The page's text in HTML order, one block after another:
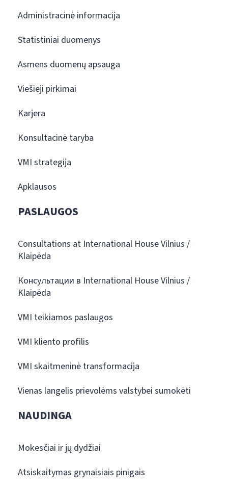
Administracinė informacija
Statistiniai duomenys
Asmens duomenų apsauga
Viešieji pirkimai
Karjera
Konsultacinė taryba
VMI strategija
Apklausos
PASLAUGOS
Consultations at International House Vilnius /
Klaipėda
Консультации в International House Vilnius /
Klaipėda
VMI teikiamos paslaugos
VMI kliento profilis
VMI skaitmeninė transformacija
Vienas langelis prievolėms valstybei sumokėti
NAUDINGA
Mokesčiai ir jų dydžiai
Atsiskaitymas grynaisiais pinigais